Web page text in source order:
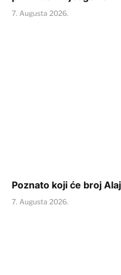
7. Augusta 2026.
Poznato koji će broj
7. Augusta 2026.